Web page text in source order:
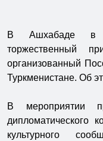
В Ашхабаде в
торжественный
организованный
Туркменистане. Об
В мероприятии
дипломатического
культурного